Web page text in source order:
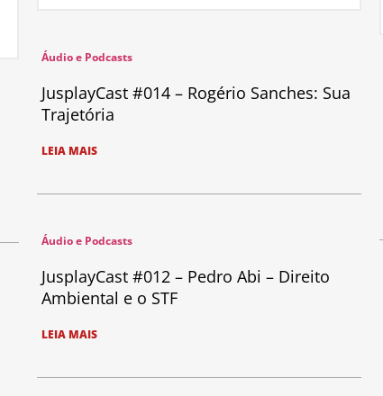
Áudio e Podcasts
JusplayCast #014 – Rogério Sanches: Sua
Trajetória
LEIA MAIS
Áudio e Podcasts
JusplayCast #012 – Pedro Abi – Direito
Ambiental e o STF
LEIA MAIS